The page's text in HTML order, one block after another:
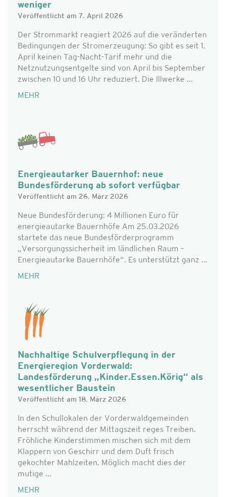
weniger
Veröffentlicht am 7. April 2026
Der Strommarkt reagiert 2026 auf die veränderten
Bedingungen der Stromerzeugung: So gibt es seit 1.
April keinen Tag-Nacht-Tarif mehr und die
Netznutzungsentgelte sind von April bis September
zwischen 10 und 16 Uhr reduziert. Die Illwerke ...
MEHR
Energieautarker Bauernhof: neue
Bundesförderung ab sofort verfügbar
Veröffentlicht am 26. März 2026
Neue Bundesförderung: 4 Millionen Euro für
energieautarke Bauernhöfe Am 25.03.2026
startete das neue Bundesförderprogramm
„Versorgungssicherheit im ländlichen Raum –
Energieautarke Bauernhöfe“. Es unterstützt ganz ...
MEHR
Nachhaltige Schulverpflegung in der
Energieregion Vorderwald:
Landesförderung „Kinder.Essen.Körig“ als
wesentlicher Baustein
Veröffentlicht am 18. März 2026
In den Schullokalen der Vorderwaldgemeinden
herrscht während der Mittagszeit reges Treiben.
Fröhliche Kinderstimmen mischen sich mit dem
Klappern von Geschirr und dem Duft frisch
gekochter Mahlzeiten. Möglich macht dies der
mutige ...
MEHR